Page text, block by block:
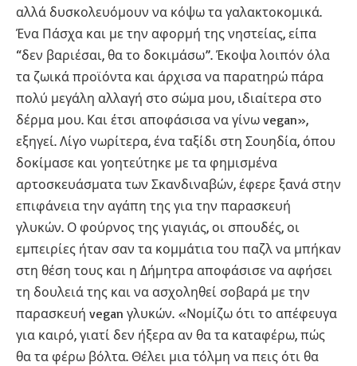
αλλά δυσκολευόμουν να κόψω τα γαλακτοκομικά.
Ένα Πάσχα και με την αφορμή της νηστείας, είπα
“δεν βαριέσαι, θα το δοκιμάσω”. Έκοψα λοιπόν όλα
τα ζωικά προϊόντα και άρχισα να παρατηρώ πάρα
πολύ μεγάλη αλλαγή στο σώμα μου, ιδιαίτερα στο
δέρμα μου. Και έτσι αποφάσισα να γίνω vegan»,
εξηγεί. Λίγο νωρίτερα, ένα ταξίδι στη Σουηδία, όπου
δοκίμασε και γοητεύτηκε με τα φημισμένα
αρτοσκευάσματα των Σκανδιναβών, έφερε ξανά στην
επιφάνεια την αγάπη της για την παρασκευή
γλυκών. Ο φούρνος της γιαγιάς, οι σπουδές, οι
εμπειρίες ήταν σαν τα κομμάτια του παζλ να μπήκαν
στη θέση τους και η Δήμητρα αποφάσισε να αφήσει
τη δουλειά της και να ασχοληθεί σοβαρά με την
παρασκευή vegan γλυκών. «Νομίζω ότι το απέφευγα
για καιρό, γιατί δεν ήξερα αν θα τα καταφέρω, πώς
θα τα φέρω βόλτα. Θέλει μια τόλμη να πεις ότι θα